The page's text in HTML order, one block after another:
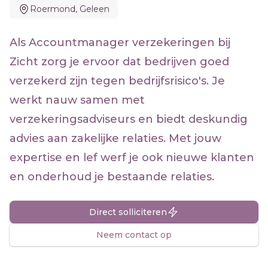
Roermond, Geleen
Als Accountmanager verzekeringen bij
Zicht zorg je ervoor dat bedrijven goed
verzekerd zijn tegen bedrijfsrisico's. Je
werkt nauw samen met
verzekeringsadviseurs en biedt deskundig
advies aan zakelijke relaties. Met jouw
expertise en lef werf je ook nieuwe klanten
en onderhoud je bestaande relaties.
Direct solliciteren
Neem contact op